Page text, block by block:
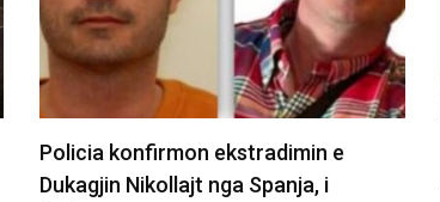
Policia konfirmon ekstradimin e
Dukagjin Nikollajt nga Spanja, i